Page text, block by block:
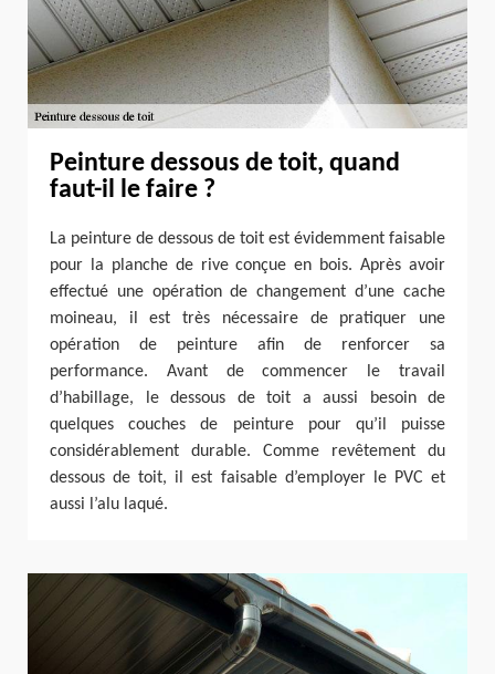
Peinture dessous de toit, quand
faut-il le faire ?
La peinture de dessous de toit est évidemment faisable
pour la planche de rive conçue en bois. Après avoir
effectué une opération de changement d’une cache
moineau, il est très nécessaire de pratiquer une
opération de peinture afin de renforcer sa
performance. Avant de commencer le travail
d’habillage, le dessous de toit a aussi besoin de
quelques couches de peinture pour qu’il puisse
considérablement durable. Comme revêtement du
dessous de toit, il est faisable d’employer le PVC et
aussi l’alu laqué.